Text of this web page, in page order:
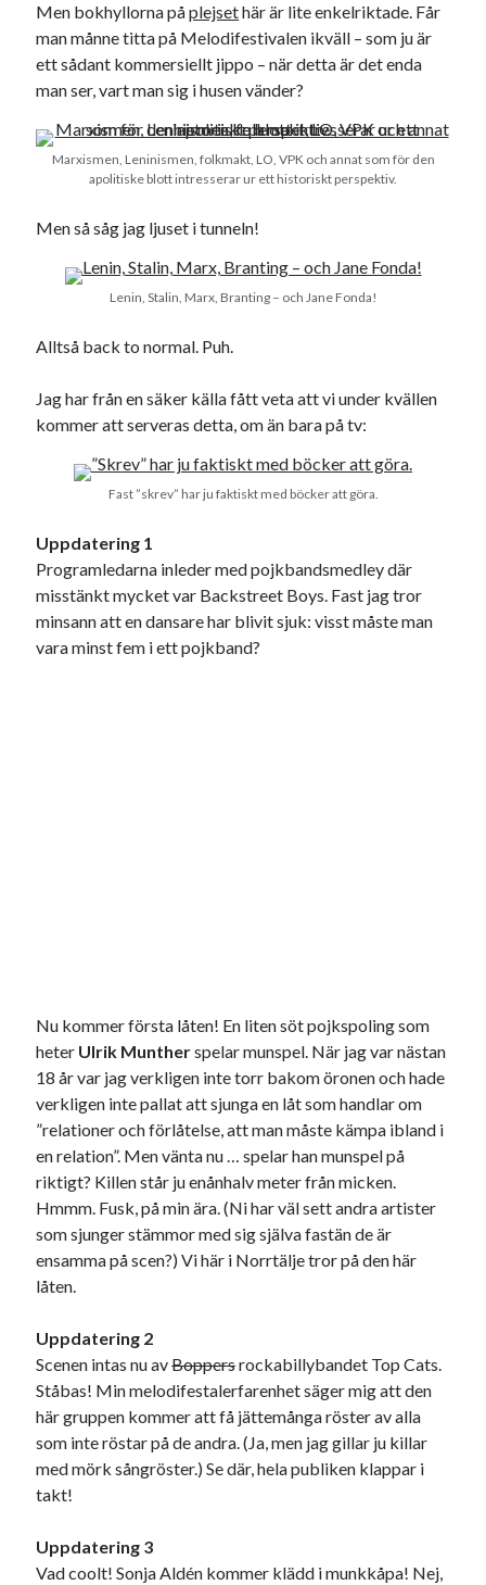
#blogg100 allmänbildning barn
barnen basket
död England fest film fotboll
historia hotell jobb
kåseri
reklam resa sekrutt skola
sommar språk språkpolis
Stockholm svenska tips
USA
Dessa har något gemensamt
Fantastiskt välformulerad moderecensent
Köttfärslimpan på allas läppar
Länkskolan
Lotten som Sommarpratare (i fantasin alltså: grupp på FB)
Vad ska du laga för mat idag? (Recept!)
Meta
Logga in
Flöde för inlägg
Flöde för kommentarer
Pejpalla!
Men bokhyllorna påplejsethär är lite enkelriktade. Får
man månne titta på Melodifestivalen ikväll – som ju är
ett sådant kommersiellt jippo – när detta är det enda
man ser, vart man sig i husen vänder?
Marxismen, Leninismen, folkmakt, LO, VPK och annat som för den
apolitiske blott intresserar ur ett historiskt perspektiv.
Men så såg jag ljuset i tunneln!
Lenin, Stalin, Marx, Branting – och Jane Fonda!
Alltså back to normal. Puh.
Jag har från en säker källa fått veta att vi under kvällen
kommer att serveras detta, om än bara på tv:
Fast ”skrev” har ju faktiskt med böcker att göra.
Uppdatering 1
Programledarna inleder med pojkbandsmedley där
misstänkt mycket var Backstreet Boys. Fast jag tror
minsann att en dansare har blivit sjuk: visst måste man
vara minst fem i ett pojkband?
Nu kommer första låten! En liten söt pojkspoling som
heter Ulrik Muntherspelar munspel. När jag var nästan
18 år var jag verkligen inte torr bakom öronen och hade
verkligen inte pallat att sjunga en låt som handlar om
”relationer och förlåtelse, att man måste kämpa ibland i
en relation”. Men vänta nu … spelar han munspel på
riktigt? Killen står ju enånhalv meter från micken.
Hmmm. Fusk, på min ära. (Ni har väl sett andra artister
som sjunger stämmor med sig själva fastän de är
ensamma på scen?) Vi här i Norrtälje tror på den här
låten.
Uppdatering 2
Scenen intas nu avBoppersrockabillybandet Top Cats.
Ståbas! Min melodifestalerfarenhet säger mig att den
här gruppen kommer att få jättemånga röster av alla
som inte röstar på de andra. (Ja, men jag gillar ju killar
med mörk sångröster.) Se där, hela publiken klappar i
takt!
Uppdatering 3
Vad coolt! Sonja Aldén kommer klädd i munkkåpa! Nej,